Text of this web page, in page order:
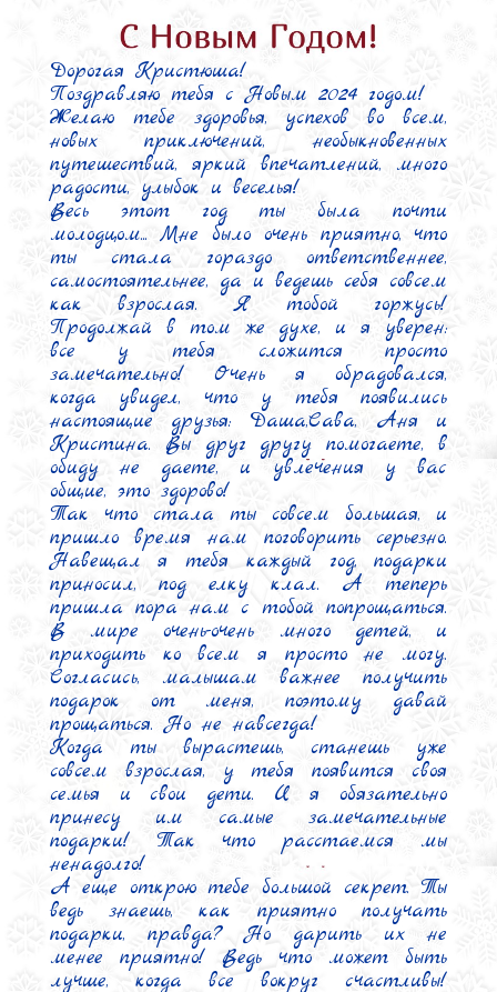
Дорогая Кристюша!
Поздравляю тебя с Новым 2024 годом!
Желаю тебе здоровья, успехов во всем,
новых приключений, необыкновенных
путешествий, яркий впечатлений, много
радости, улыбок и веселья!
Весь этот год ты была почти
молодцом... Мне было очень приятно, что
ты стала гораздо ответственнее,
самостоятельнее, да и ведешь себя совсем
как взрослая. Я тобой горжусь!
Продолжай в том же духе, и я уверен:
все у тебя сложится просто
замечательно! Очень я обрадовался,
когда увидел, что у тебя появились
настоящие друзья: Даша,Сава, Аня и
Кристина. Вы друг другу помогаете, в
обиду не даете, и увлечения у вас
общие, это здорово!
Так что стала ты совсем большая, и
пришло время нам поговорить серьезно.
Навещал я тебя каждый год, подарки
приносил, под елку клал. А теперь
пришла пора нам с тобой попрощаться.
В мире очень-очень много детей, и
приходить ко всем я просто не могу.
Согласись, малышам важнее получить
подарок от меня, поэтому давай
прощаться. Но не навсегда!
Когда ты вырастешь, станешь уже
совсем взрослая, у тебя появится своя
семья и свои дети. И я обязательно
принесу им самые замечательные
подарки! Так что расстаемся мы
ненадолго!
А еще открою тебе большой секрет. Ты
ведь знаешь, как приятно получать
подарки, правда? Но дарить их не
менее приятно! Ведь что может быть
лучше, когда все вокруг счастливы!